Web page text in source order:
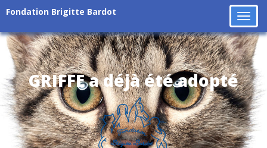
Fondation Brigitte Bardot
GRIFFE a déjà été adopté